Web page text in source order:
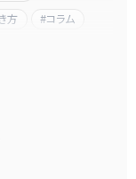
方
コラム